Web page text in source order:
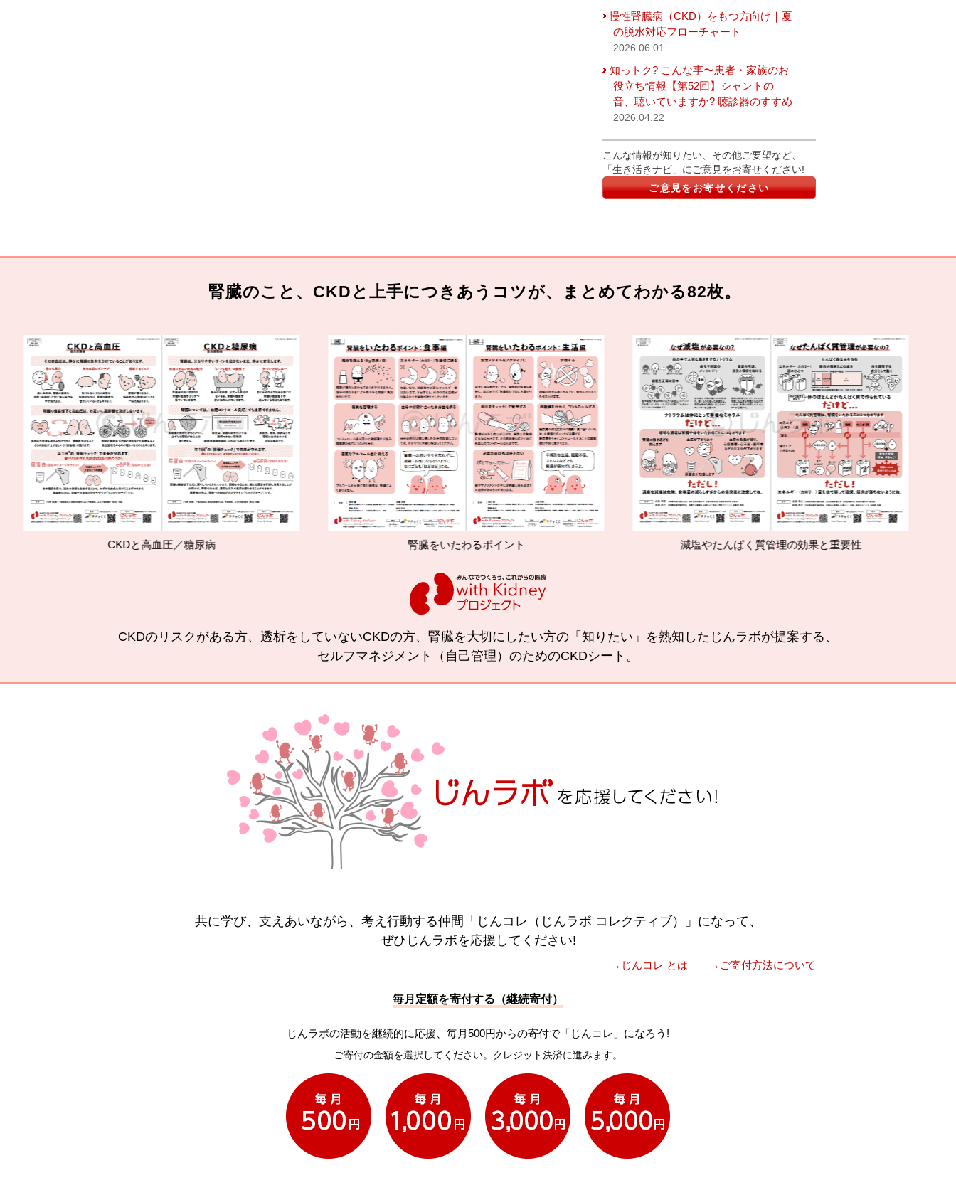
慢性腎臓病（CKD）をもつ方向け｜夏
の脱水対応フローチャート
2026.06.01
知っトク? こんな事〜患者・家族のお
役立ち情報【第52回】シャントの
音、聴いていますか? 聴診器のすすめ
2026.04.22
こんな情報が知りたい、その他ご要望など、
「生き活きナビ」にご意見をお寄せください!
ご意見をお寄せください
腎臓のこと、CKDと上手につきあうコツが、まとめてわかる82枚。
CKDと高血圧／糖尿病 腎臓をいたわるポイント 減塩やたんぱく質管理の効果と重要性
CKDのリスクがある方、透析をしていないCKDの方、腎臓を大切にしたい方の「知りたい」を熟知したじんラボが提案する、
セルフマネジメント（自己管理）のためのCKDシート。
共に学び、支えあいながら、考え行動する仲間「じんコレ（じんラボ コレクティブ）」になって、
ぜひじんラボを応援してください!
→じんコレ とは →ご寄付方法について
毎月定額を寄付する（継続寄付）
じんラボの活動を継続的に応援、毎月500円からの寄付で「じんコレ」になろう!
ご寄付の金額を選択してください。クレジット決済に進みます。